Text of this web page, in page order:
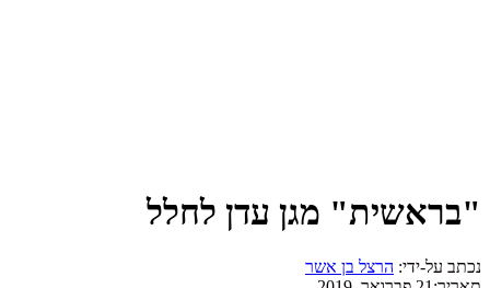
"בראשית" מגן עדן לחלל
נכתב על-ידי: הרצל בן אשר